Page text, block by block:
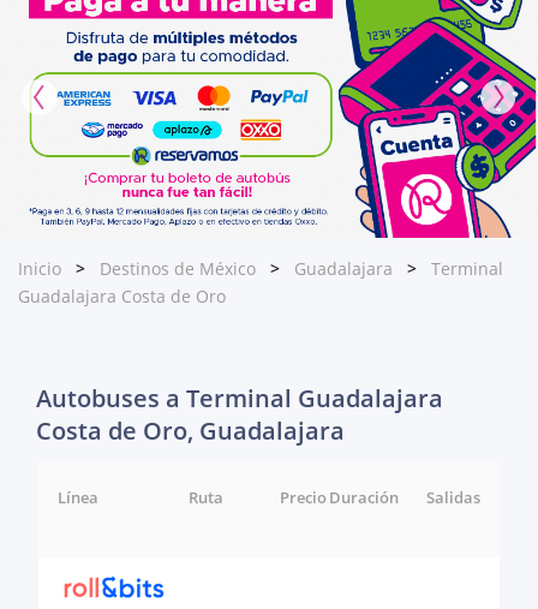
Inicio Destinos de México Guadalajara
Terminal
Guadalajara Costa de Oro
Autobuses a Terminal Guadalajara
Costa de Oro, Guadalajara
Línea Ruta Salidas
Duración
Precio